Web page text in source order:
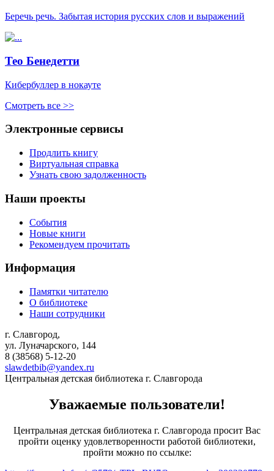
Беречь речь. Забытая история русских слов и выражений
Тео Бенедетти
Кибербуллер в нокауте
Смотреть все >>
Электронные сервисы
Продлить книгу
Виртуальная справка
Узнать свою задолженность
Наши проекты
События
Новые книги
Рекомендуем прочитать
Информация
Памятки читателю
О библиотеке
Наши сотрудники
г. Славгород,
ул. Луначарского, 144
8 (38568) 5-12-20
slawdetbib@yandex.ru
Центральная детская библиотека г. Славгорода
Уважаемые пользователи!
Центральная детская библиотека г. Славгорода просит Вас
пройти оценку удовлетворенности работой библиотеки,
пройти можно по ссылке: